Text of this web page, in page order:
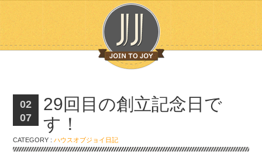
02
07
29回目の創立記念日で
す！
CATEGORY :ハウスオブジョイ日記